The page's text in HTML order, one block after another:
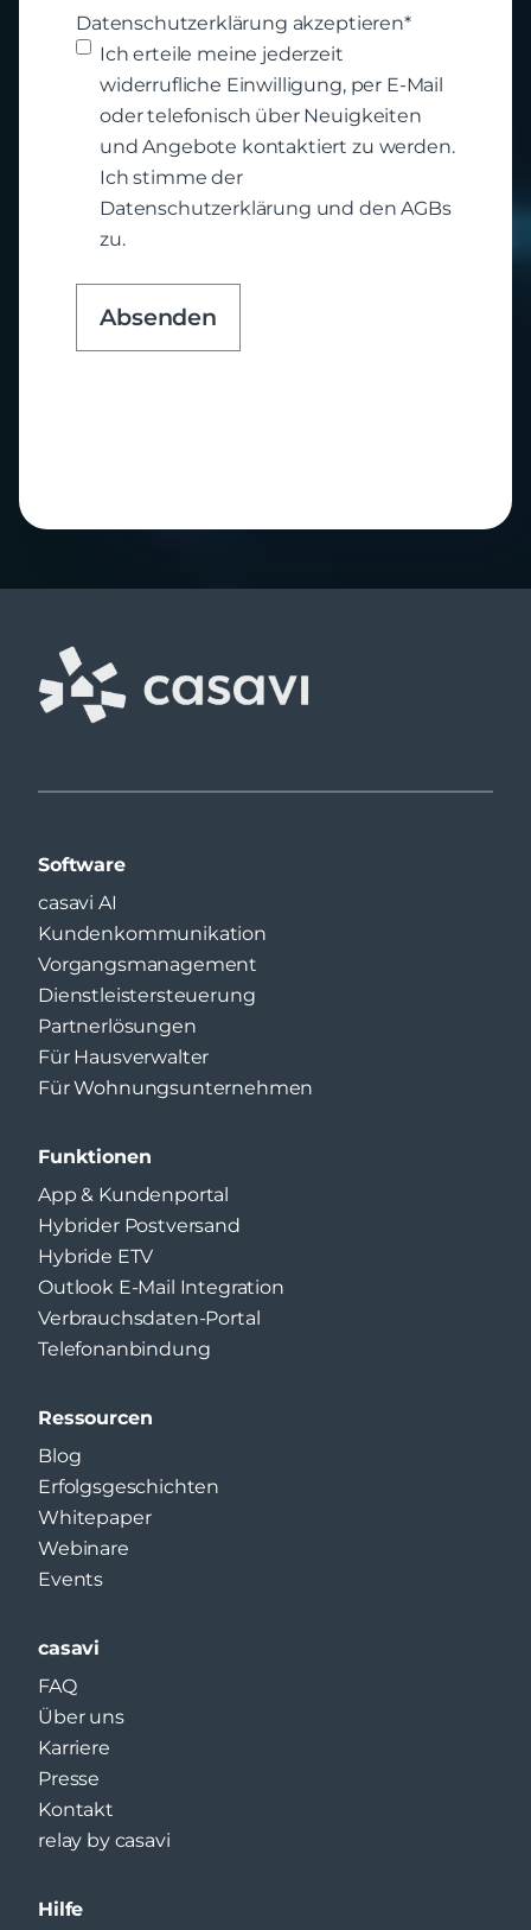
Datenschutzerklärung akzeptieren*
Ich erteile meine jederzeit
widerrufliche Einwilligung, per E-Mail
oder telefonisch über Neuigkeiten
und Angebote kontaktiert zu werden.
Ich stimme der
Datenschutzerklärung und den AGBs
zu.
Absenden
Software
casavi AI
Kundenkommunikation
Vorgangsmanagement
Dienstleistersteuerung
Partnerlösungen
Für Hausverwalter
Für Wohnungsunternehmen
Funktionen
App & Kundenportal
Hybrider Postversand
Hybride ETV
Outlook E-Mail Integration
Verbrauchsdaten-Portal
Telefonanbindung
Ressourcen
Blog
Erfolgsgeschichten
Whitepaper
Webinare
Events
casavi
FAQ
Über uns
Karriere
Presse
Kontakt
relay by casavi
Hilfe